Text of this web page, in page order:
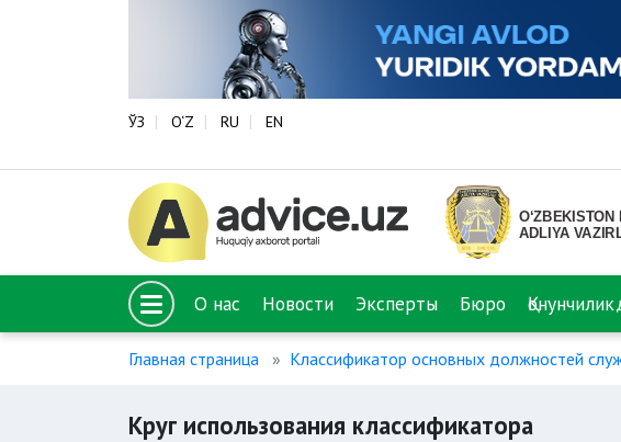
ЎЗ O‘Z RU EN
О нас Новости Эксперты Бюро
Главная страница Классификатор основных должностей
Круг использования классификатора